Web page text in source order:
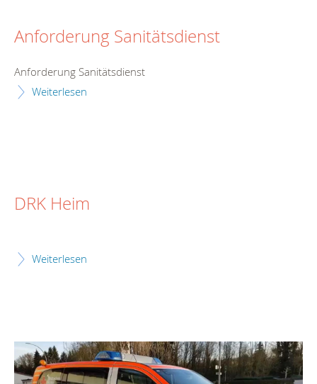
Anforderung Sanitätsdienst
Anforderung Sanitätsdienst
Weiterlesen
DRK Heim
Weiterlesen